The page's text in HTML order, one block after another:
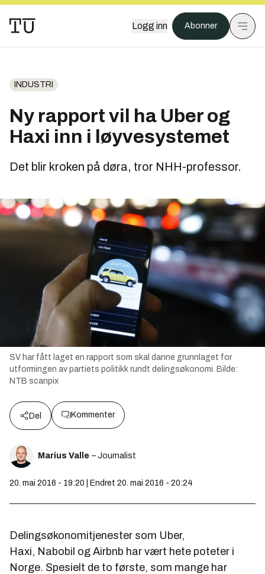
Logg inn Abonner
INDUSTRI
Ny rapport vil ha Uber og
Haxi inn i løyvesystemet
Det blir kroken på døra, tror NHH-professor.
SV har fått laget en rapport som skal danne grunnlaget for
utformingen av partiets politikk rundt delingsøkonomi. Bilde:
NTB scanpix
Del Kommenter
Marius Valle – Journalist
20. mai 2016 - 19:20 | Endret 20. mai 2016 - 20:24
Delingsøkonomitjenester som Uber,
Haxi, Nabobil og Airbnb har vært hete poteter i
Norge. Spesielt de to første, som mange har